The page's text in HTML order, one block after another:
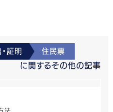
証明 住民票
に関するその他の記事